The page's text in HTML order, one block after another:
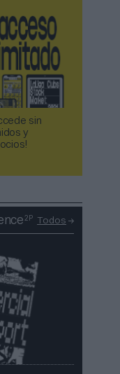
sin
y
2P Todos